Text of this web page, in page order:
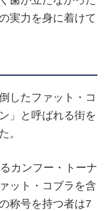
実力を身に着けて
したファット・コ
」と呼ばれる街を
。
カンフー・トーナ
ット・コブラを含
称号を持つ者は7